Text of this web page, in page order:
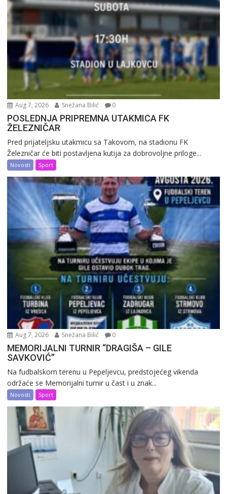
Aug 7, 2026 Snežana Bilić 0
POSLEDNJA PRIPREMNA UTAKMICA FK
ŽELEZNIČAR
Pred prijateljsku utakmicu sa Takovom, na stadionu FK
Železničar će biti postavljena kutija za dobrovoljne priloge...
Novosti Sport
Aug 7, 2026 Snežana Bilić 0
MEMORIJALNI TURNIR “DRAGIŠA – GILE
SAVKOVIĆ”
Na fudbalskom terenu u Pepeljevcu, predstojećeg vikenda
održaće se Memorijalni turnir u čast i u znak...
Novosti Sport